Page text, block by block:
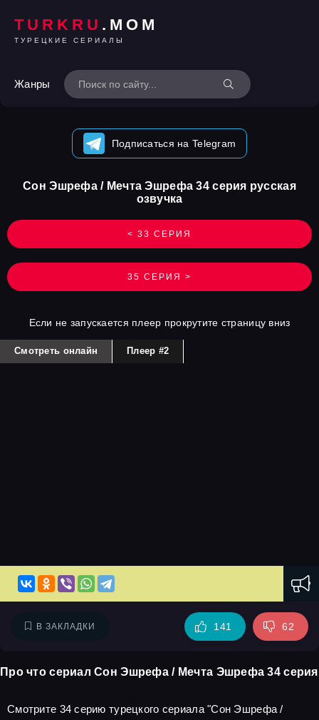
TURKRU .MOM
ТУРЕЦКИЕ СЕРИАЛЫ
Жанры
Подписаться на Telegram
< 33 СЕРИЯ
Сон Эшрефа / Мечта Эшрефа 34 серия русская
озвучка
35 СЕРИЯ >
Если не запускается плеер прокрутите страницу вниз
Смотреть онлайн Плеер #2
В ЗАКЛАДКИ 141 62
Про что сериал Сон Эшрефа / Мечта Эшрефа 34 серия
Смотрите 34 серию турецкого сериала "Сон Эшрефа /